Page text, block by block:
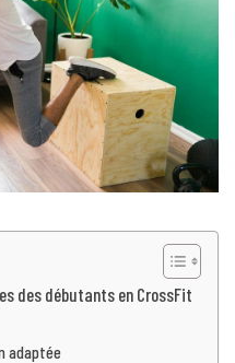
des débutants en CrossFit
adaptée